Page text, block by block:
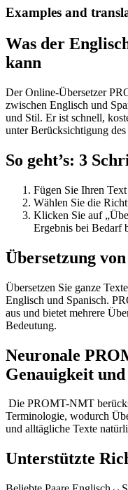
Examples and
Was der
kann
Der Online-Übersetzer
zwischen Englisch und
und Stil. Er ist schnell,
unter Berücksichtigung
So geht’s: 3
Fügen Sie Ihren
Wählen Sie die
Klicken Sie auf
Ergebnis bei Bedarf
Übersetzung
Übersetzen Sie ganze
Englisch und Spanisch.
aus und bietet mehrere
Bedeutung.
Neuronale
Genauigkeit
Die PROMT-NMT
Terminologie, wodurch
und alltägliche Texte
Unterstützte